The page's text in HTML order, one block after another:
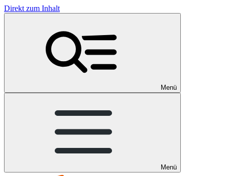
Direkt zum Inhalt
Menü
Menü